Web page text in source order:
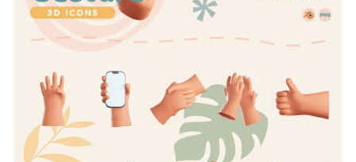
健身健康app ui设计素材
2024-11-05
省钱3D插画设计素材 2023-07-16
Future成套家具电商网站UI模板 2023-06-03
15个农历新年3D插画设计素材 2024-11-17